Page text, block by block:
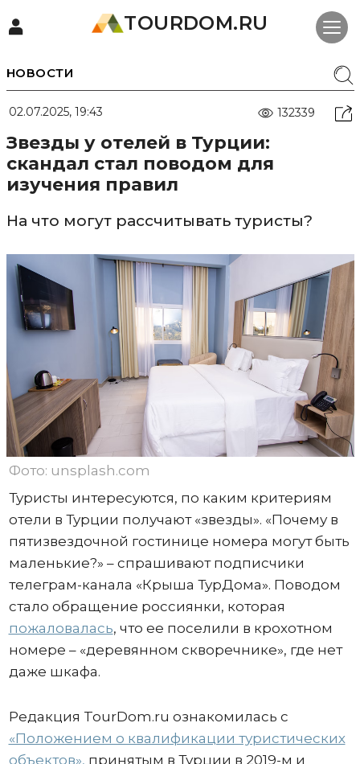
TOURDOM.RU
НОВОСТИ
02.07.2025, 19:43 132339
Звезды у отелей в Турции:
скандал стал поводом для
изучения правил
На что могут рассчитывать туристы?
Фото: unsplash.com
Туристы интересуются, по каким критериям
отели в Турции получают «звезды». «Почему в
пятизвездочной гостинице номера могут быть
маленькие?» – спрашивают подписчики
телеграм-канала «Крыша ТурДома». Поводом
стало обращение россиянки, которая
пожаловалась, что ее поселили в крохотном
номере – «деревянном скворечнике», где нет
даже шкафа.
Редакция TourDom.ru ознакомилась с
«Положением о квалификации туристических
объектов», принятым в Турции в 2019-м и